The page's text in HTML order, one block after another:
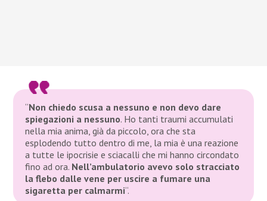
“Non chiedo scusa a nessuno e non devo dare
spiegazioni a nessuno. Ho tanti traumi accumulati
nella mia anima, già da piccolo, ora che sta
esplodendo tutto dentro di me, la mia è una reazione
a tutte le ipocrisie e sciacalli che mi hanno circondato
fino ad ora. Nell’ambulatorio avevo solo stracciato
la flebo dalle vene per uscire a fumare una
sigaretta per calmarmi“.